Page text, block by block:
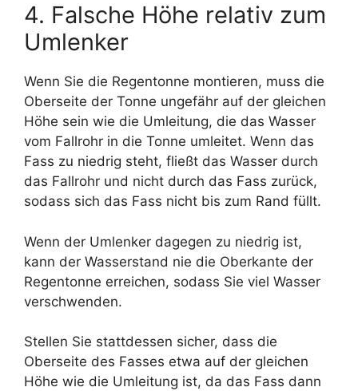
4. Falsche Höhe relativ zum
Umlenker
Wenn Sie die Regentonne montieren, muss die
Oberseite der Tonne ungefähr auf der gleichen
Höhe sein wie die Umleitung, die das Wasser
vom Fallrohr in die Tonne umleitet. Wenn das
Fass zu niedrig steht, fließt das Wasser durch
das Fallrohr und nicht durch das Fass zurück,
sodass sich das Fass nicht bis zum Rand füllt.
Wenn der Umlenker dagegen zu niedrig ist,
kann der Wasserstand nie die Oberkante der
Regentonne erreichen, sodass Sie viel Wasser
verschwenden.
Stellen Sie stattdessen sicher, dass die
Oberseite des Fasses etwa auf der gleichen
Höhe wie die Umleitung ist, da das Fass dann